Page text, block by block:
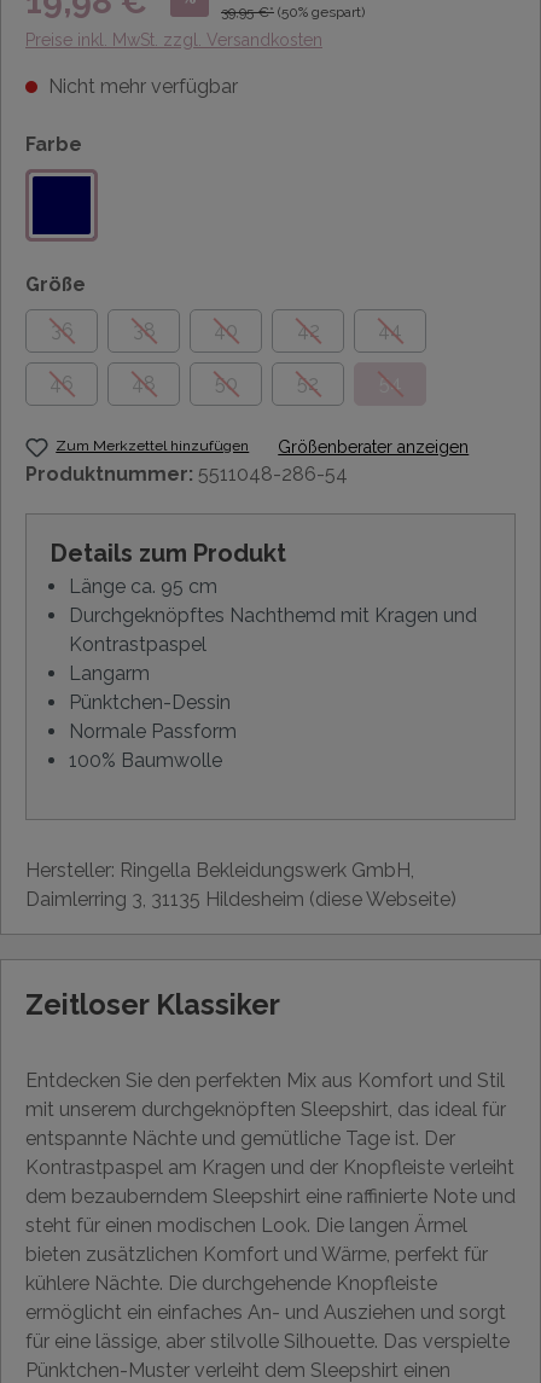
39,95 €* (50% gespart)
Preise inkl. MwSt. zzgl. Versandkosten
Nicht mehr verfügbar
Farbe
Größe
36
38 40 42 44
46 48 50 52 54
Zum Merkzettel hinzufügen Größenberater anzeigen
Produktnummer: 5511048-286-54
Details zum Produkt
Länge ca. 95 cm
Durchgeknöpftes Nachthemd mit Kragen und
Kontrastpaspel
Langarm
Pünktchen-Dessin
Normale Passform
100% Baumwolle
Hersteller: Ringella Bekleidungswerk GmbH,
Daimlerring 3, 31135 Hildesheim (diese Webseite)
Zeitloser Klassiker
Entdecken Sie den perfekten Mix aus Komfort und Stil
mit unserem durchgeknöpften Sleepshirt, das ideal für
entspannte Nächte und gemütliche Tage ist. Der
Kontrastpaspel am Kragen und der Knopfleiste verleiht
dem bezauberndem Sleepshirt eine raffinierte Note und
steht für einen modischen Look. Die langen Ärmel
bieten zusätzlichen Komfort und Wärme, perfekt für
kühlere Nächte. Die durchgehende Knopfleiste
ermöglicht ein einfaches An- und Ausziehen und sorgt
für eine lässige, aber stilvolle Silhouette. Das verspielte
Pünktchen-Muster verleiht dem Sleepshirt einen